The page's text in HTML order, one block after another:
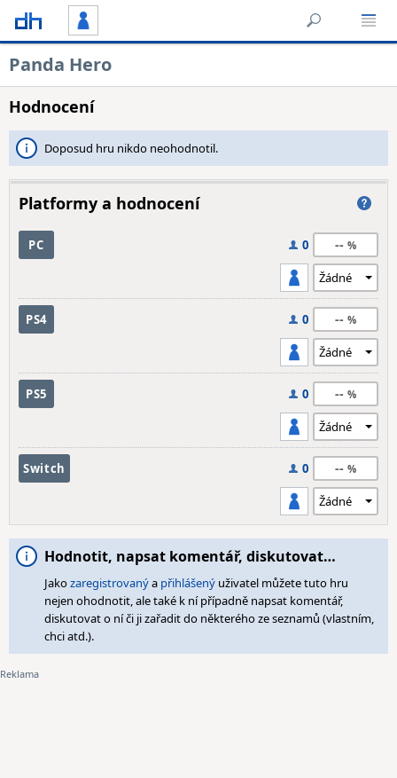
Panda Hero
Hodnocení
Doposud hru nikdo neohodnotil.
Platformy a hodnocení
PC 0 --
PS4 0 --
PS5 0 --
Switch 0 --
Hodnotit, napsat komentář, diskutovat…
Jakozaregistrovanýa přihlášený uživatel můžete tuto hru
nejen ohodnotit, ale také k ní případně napsat komentář,
diskutovat o ní či ji zařadit do některého ze seznamů (vlastním,
chci atd.).